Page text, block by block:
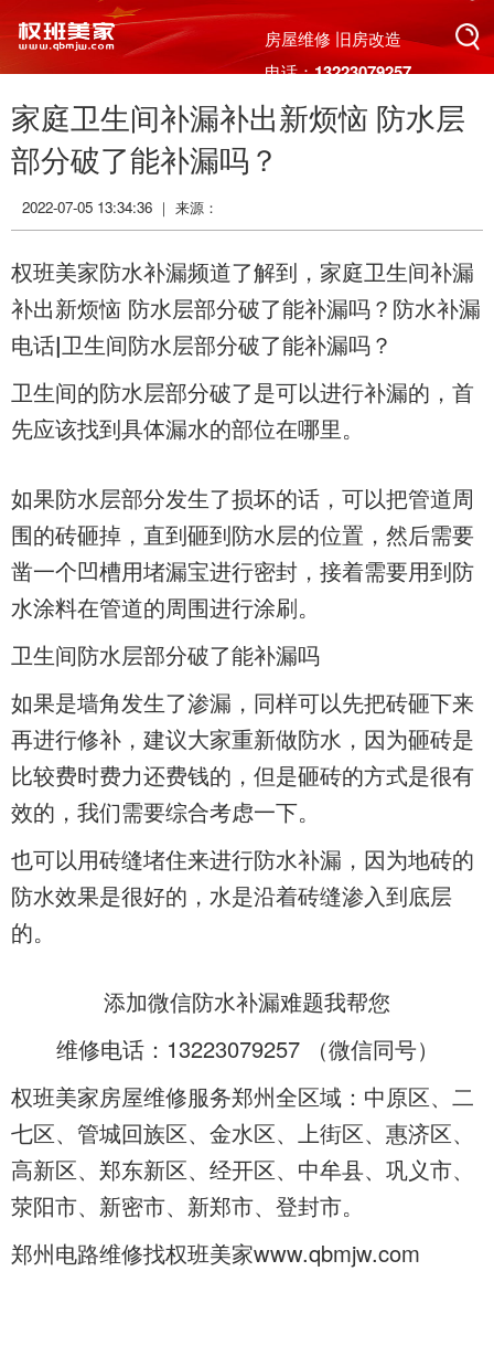
搜索
搜索
房屋维修 旧房改造
电话：13223079257
家庭卫生间补漏补出新烦恼 防水层
部分破了能补漏吗？
2022-07-05 13:34:36 ｜ 来源：
权班美家防水补漏频道了解到， 家庭卫生间补漏
补出新烦恼 防水层部分破了能补漏吗？防水补漏
电话|卫生间防水层部分破了能补漏吗？
卫生间的防水层部分破了是可以进行补漏的，首
先应该找到具体漏水的部位在哪里。
如果防水层部分发生了损坏的话，可以把管道周
围的砖砸掉，直到砸到防水层的位置，然后需要
凿一个凹槽用堵漏宝进行密封，接着需要用到防
水涂料在管道的周围进行涂刷。
卫生间防水层部分破了能补漏吗
如果是墙角发生了渗漏，同样可以先把砖砸下来
再进行修补，建议大家重新做防水，因为砸砖是
比较费时费力还费钱的，但是砸砖的方式是很有
效的，我们需要综合考虑一下。
也可以用砖缝堵住来进行防水补漏，因为地砖的
防水效果是很好的，水是沿着砖缝渗入到底层
的。
添加微信防水补漏难题我帮您
维修电话：13223079257 （微信同号）
权班美家房屋维修服务郑州全区域：中原区、二
七区、管城回族区、金水区、上街区、惠济区、
高新区、郑东新区、经开区、中牟县、巩义市、
荥阳市、新密市、新郑市、登封市。
郑州电路维修找权班美家www.qbmjw.com